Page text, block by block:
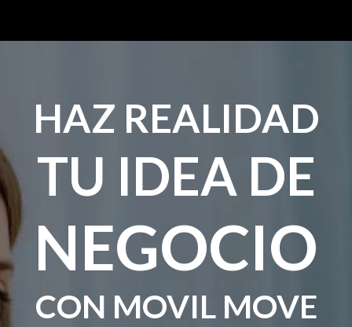
HAZ REALIDAD
TU IDEA DE
NEGOCIO
CON MOVIL MOVE